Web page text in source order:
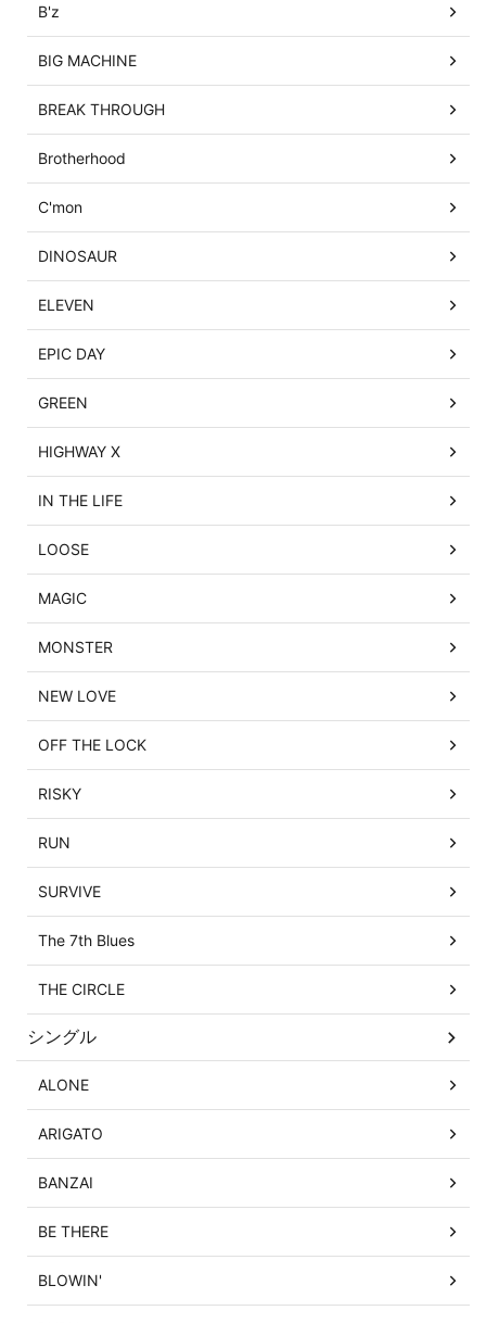
B'z
BIG MACHINE
BREAK THROUGH
Brotherhood
C'mon
DINOSAUR
ELEVEN
EPIC DAY
GREEN
HIGHWAY X
IN THE LIFE
LOOSE
MAGIC
MONSTER
NEW LOVE
OFF THE LOCK
RISKY
RUN
SURVIVE
The 7th Blues
THE CIRCLE
シングル
ALONE
ARIGATO
BANZAI
BE THERE
BLOWIN'